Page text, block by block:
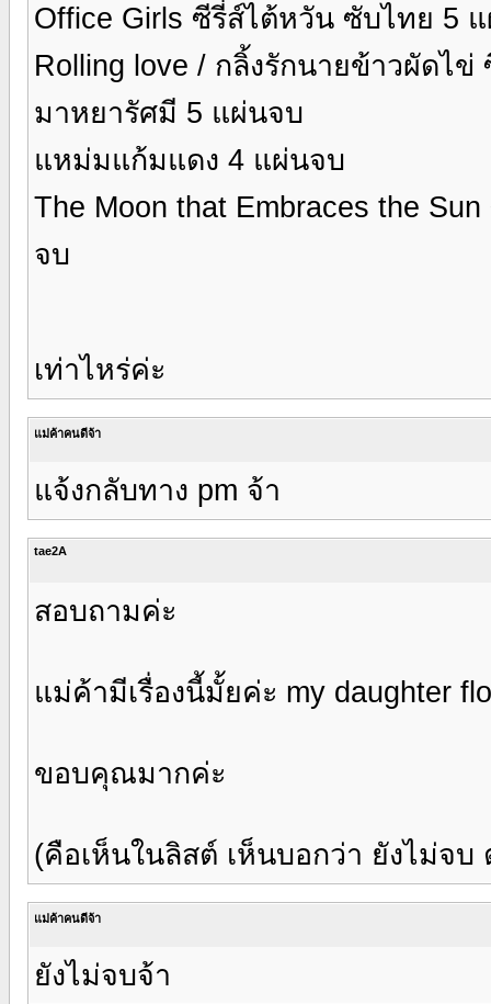
Office Girls ซีรี่ส์ไต้หวัน ซับไทย 5
Rolling love / กลิ้งรักนายข้าวผัดไ
มาหยารัศมี 5 แผ่นจบ
แหม่มแก้มแดง 4 แผ่นจบ
The Moon that Embraces the
จบ
เท่าไหร่ค่ะ
แม่ค้าคนดีจ้า
แจ้งกลับทาง pm จ้า
tae2A
สอบถามค่ะ
แม่ค้ามีเรื่องนี้มั้ยค่ะ my daughter
ขอบคุณมากค่ะ
(คือเห็นในลิสต์ เห็นบอกว่า ยังไม่จบ
แม่ค้าคนดีจ้า
ยังไม่จบจ้า